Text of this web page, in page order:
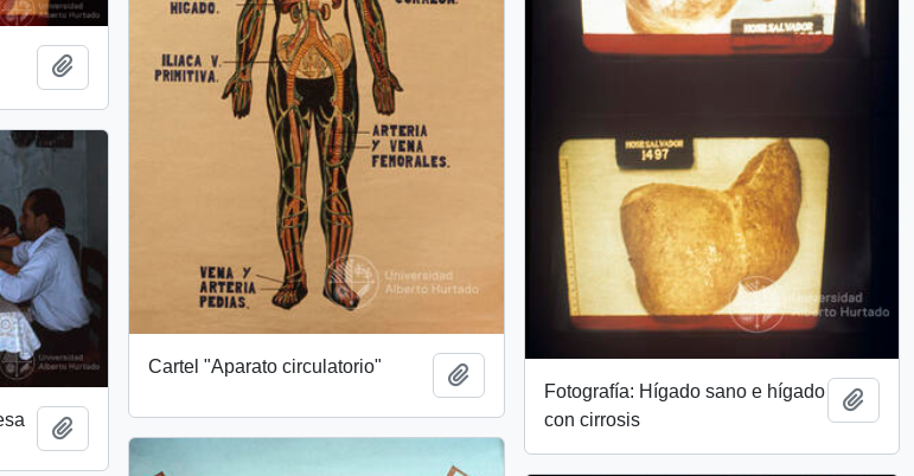
Add to clipboard
Cartel "Aparato circulatorio"
Add to clipboard
Fotografía: Hígado sano e hígado
con cirrosis
Add